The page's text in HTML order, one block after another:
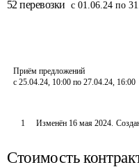
52 перевозки с 01.06.24 по
Приём предложений
с 25.04.24, 10:00 по 27.04.24, 16:00
1 Изменён 16 мая 2024.
Стоимость